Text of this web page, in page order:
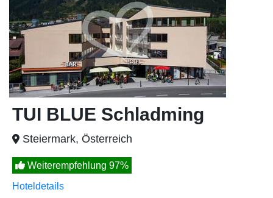
TUI BLUE Schladming
Steiermark, Österreich
Weiterempfehlung 97%
Hoteldetails